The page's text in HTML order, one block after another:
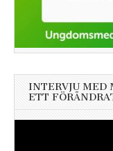
INTERVJU MED
ETT